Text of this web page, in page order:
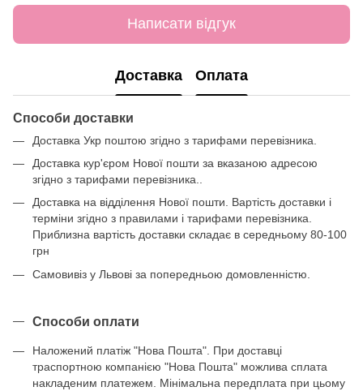
Написати відгук
Доставка Оплата
Способи доставки
Доставка Укр поштою згідно з тарифами перевізника.
Доставка кур'єром Нової пошти за вказаною адресою
згідно з тарифами перевізника..
Доставка на відділення Нової пошти. Вартість доставки і
терміни згідно з правилами і тарифами перевізника.
Приблизна вартість доставки складає в середньому 80-100
грн
Самовивіз у Львові за попередньою домовленністю.
Способи оплати
Наложений платіж "Нова Пошта". При доставці
траспортною компанією "Нова Пошта" можлива сплата
накладеним платежем. Мінімальна передплата при цьому